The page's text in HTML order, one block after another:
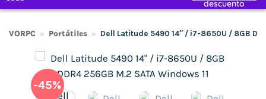
VORPC » Portátiles » Dell Latitude 5490 14″ / i7-8650U / 8GB
-45%